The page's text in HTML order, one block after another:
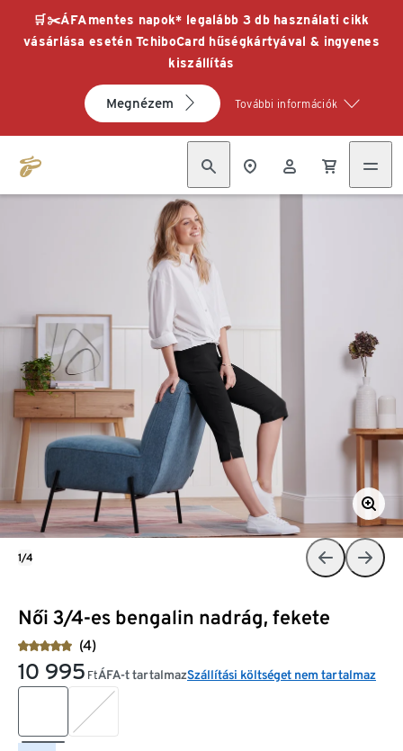
🛒✂️ÁFAmentes napok* legalább 3 db használati cikk
vásárlása esetén TchiboCard hűségkártyával & ingyenes
kiszállítás
Megnézem További információk
Női 3/4-es bengalin nadrág, fekete
(4)
10 995 FtÁFA-t tartalmazSzállítási költséget nem tartalmaz
1/4